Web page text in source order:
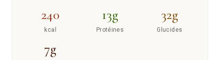
240
kcal
13g
Protéines
32g
Glucides
7g